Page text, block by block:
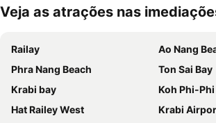
Ampliar mapa
Veja as atrações nas
Railay
Ao Nang
Phra Nang Beach
Ton Sai Bay
Krabi bay
Koh Phi-Phi
Hat Railey West
Krabi